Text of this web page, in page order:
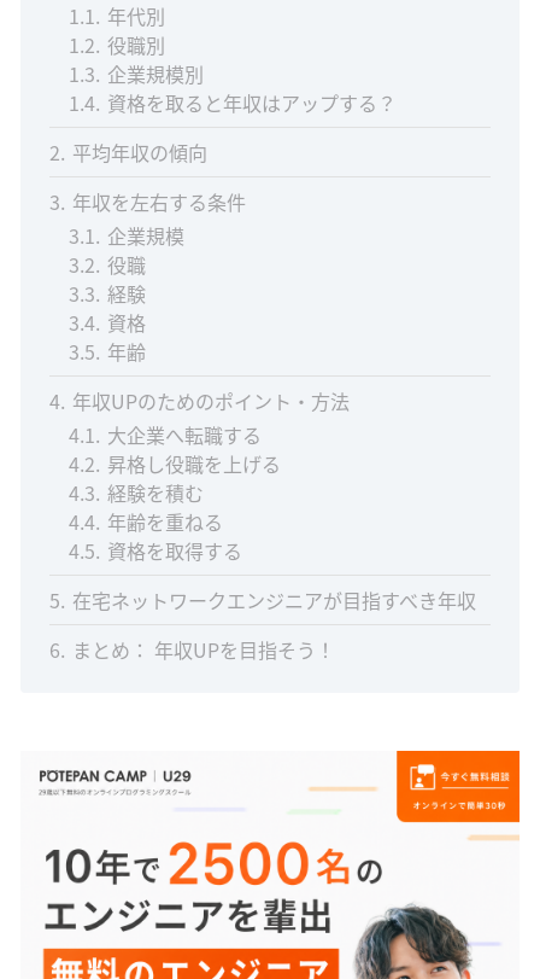
1.1 年代別
1.2 役職別
1.3 企業規模別
1.4 資格を取ると年収はアップする？
2 平均年収の傾向
3 年収を左右する条件
3.1 企業規模
3.2 役職
3.3 経験
3.4 資格
3.5 年齢
4 年収UPのためのポイント・方法
4.1 大企業へ転職する
4.2 昇格し役職を上げる
4.3 経験を積む
4.4 年齢を重ねる
4.5 資格を取得する
5 在宅ネットワークエンジニアが目指すべき年収
6 まとめ： 年収UPを目指そう！